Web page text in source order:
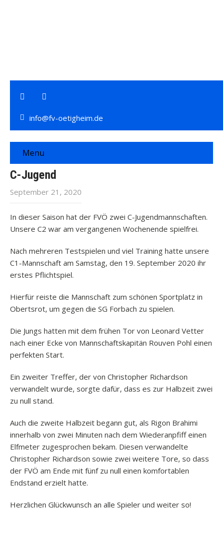
info@fv-oetigheim.de
Menu
C-Jugend
September 21, 2020
In dieser Saison hat der FVÖ zwei C-Jugendmannschaften.
Unsere C2 war am vergangenen Wochenende spielfrei.
Nach mehreren Testspielen und viel Training hatte unsere
C1-Mannschaft am Samstag, den 19. September 2020 ihr
erstes Pflichtspiel.
Hierfür reiste die Mannschaft zum schönen Sportplatz in
Obertsrot, um gegen die SG Forbach zu spielen.
Die Jungs hatten mit dem frühen Tor von Leonard Vetter
nach einer Ecke von Mannschaftskapitän Rouven Pohl einen
perfekten Start.
Ein zweiter Treffer, der von Christopher Richardson
verwandelt wurde, sorgte dafür, dass es zur Halbzeit zwei
zu null stand.
Auch die zweite Halbzeit begann gut, als Rigon Brahimi
innerhalb von zwei Minuten nach dem Wiederanpfiff einen
Elfmeter zugesprochen bekam. Diesen verwandelte
Christopher Richardson sowie zwei weitere Tore, so dass
der FVÖ am Ende mit fünf zu null einen komfortablen
Endstand erzielt hatte.
Herzlichen Glückwunsch an alle Spieler und weiter so!